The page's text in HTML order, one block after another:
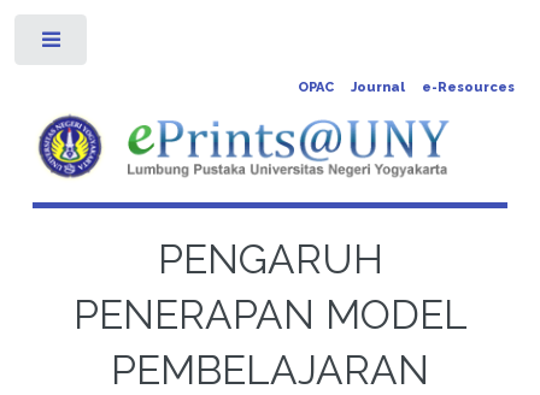
OPAC Journal e-Resources
PENGARUH
PENERAPAN MODEL
PEMBELAJARAN